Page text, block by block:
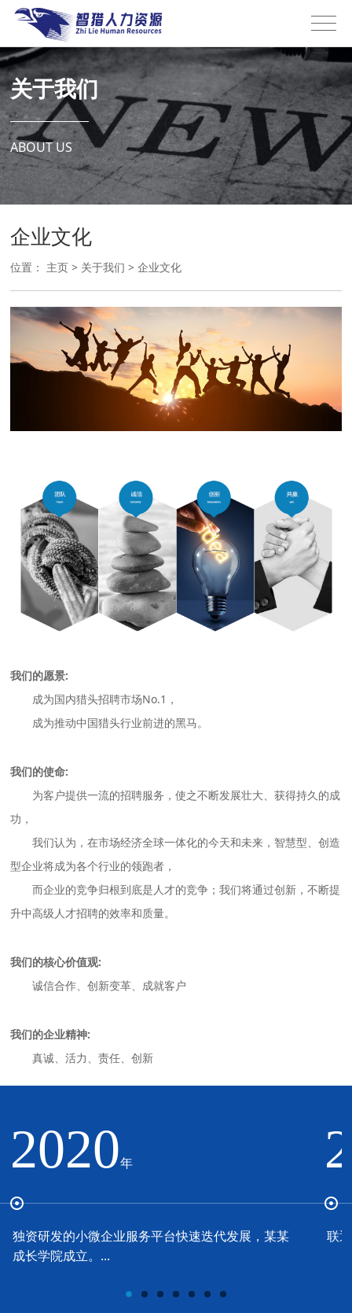
关于我们
ABOUT US
企业文化
位置： 主页 > 关于我们 >企业文化
我们的愿景:
成为国内猎头招聘市场No.1，
成为推动中国猎头行业前进的黑马。
我们的使命:
为客户提供一流的招聘服务，使之不断发展壮大、获得持久的成
功，
我们认为，在市场经济全球一体化的今天和未来，智慧型、创造
型企业将成为各个行业的领跑者，
而企业的竞争归根到底是人才的竞争；我们将通过创新，不断提
升中高级人才招聘的效率和质量。
我们的核心价值观:
诚信合作、创新变革、成就客户
我们的企业精神:
真诚、活力、责任、创新
2020年
独资研发的小微企业服务平台快速迭代发展，某某
成长学院成立。...
联